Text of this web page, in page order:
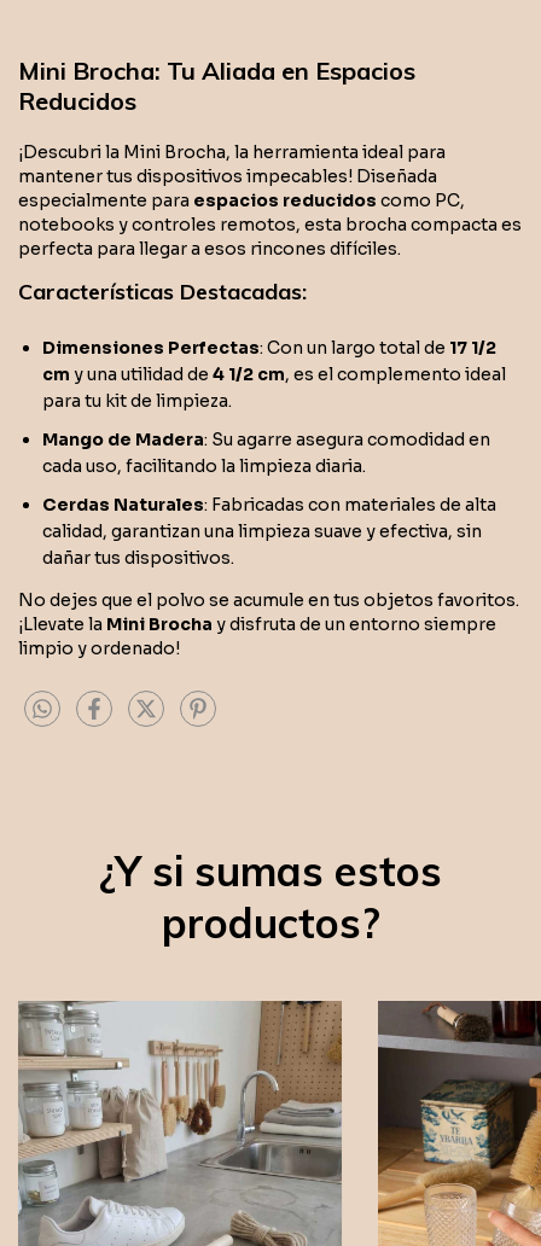
Mini Brocha: Tu Aliada en Espacios
Reducidos
¡Descubri la Mini Brocha, la herramienta ideal para
mantener tus dispositivos impecables! Diseñada
especialmente para espacios reducidos como PC,
notebooks y controles remotos, esta brocha compacta es
perfecta para llegar a esos rincones difíciles.
Características Destacadas:
Dimensiones Perfectas: Con un largo total de 17 1/2
cm y una utilidad de 4 1/2 cm, es el complemento ideal
para tu kit de limpieza.
Mango de Madera: Su agarre asegura comodidad en
cada uso, facilitando la limpieza diaria.
Cerdas Naturales: Fabricadas con materiales de alta
calidad, garantizan una limpieza suave y efectiva, sin
dañar tus dispositivos.
No dejes que el polvo se acumule en tus objetos favoritos.
¡Llevate la Mini Brocha y disfruta de un entorno siempre
limpio y ordenado!
¿Y si sumas estos
productos?